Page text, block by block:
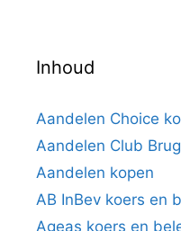
Inhoud
Aandelen Choice
Aandelen Club
Aandelen kopen
AB InBev koers en
Ageas koers en